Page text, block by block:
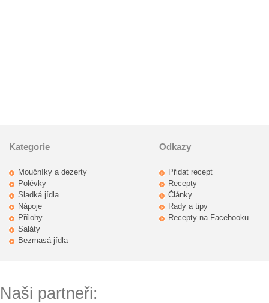
Kategorie
Moučníky a dezerty
Polévky
Sladká jídla
Nápoje
Přílohy
Saláty
Bezmasá jídla
Odkazy
Přidat recept
Recepty
Články
Rady a tipy
Recepty na Facebooku
Naši partneři: